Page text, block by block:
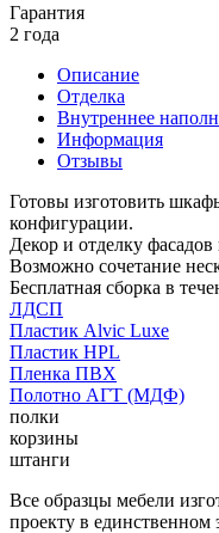
Гарантия
2 года
Описание
Отделка
Внутреннее
Информация
Отзывы
Готовы изготовить
конфигурации.
Декор и отделку
Возможно сочетание
Бесплатная сборка в
ЛДСП
Пластик Alvic Luxe
Пластик HPL
Пленка ПВХ
Полотно АГТ (МДФ)
полки
корзины
штанги
Все образцы мебели
проекту в единственном